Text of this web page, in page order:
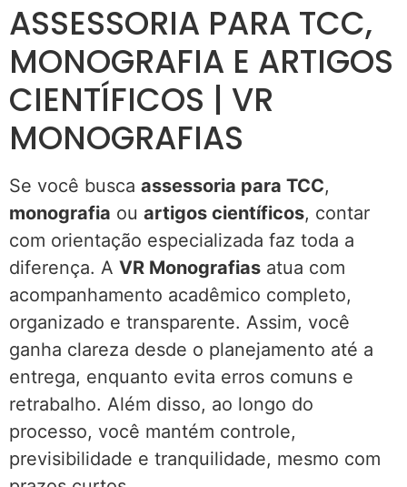
ASSESSORIA PARA TCC,
MONOGRAFIA E ARTIGOS
CIENTÍFICOS | VR
MONOGRAFIAS
Se você busca assessoria para TCC,
monografia ou artigos científicos, contar
com orientação especializada faz toda a
diferença. A VR Monografias atua com
acompanhamento acadêmico completo,
organizado e transparente. Assim, você
ganha clareza desde o planejamento até a
entrega, enquanto evita erros comuns e
retrabalho. Além disso, ao longo do
processo, você mantém controle,
previsibilidade e tranquilidade, mesmo com